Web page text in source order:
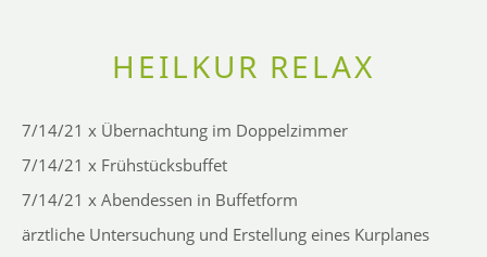
HEILKUR RELAX
7/14/21 x Übernachtung im Doppelzimmer
7/14/21 x Frühstücksbuffet
7/14/21 x Abendessen in Buffetform
ärztliche Untersuchung und Erstellung eines Kurplanes